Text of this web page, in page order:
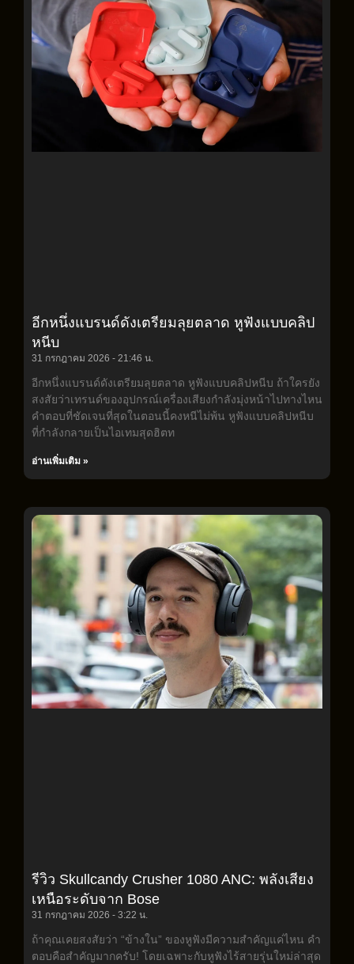
อีกหนึ่งแบรนด์ดังเตรียมลุยตลาด หูฟังแบบคลิป
หนีบ
31 กรกฎาคม 2026 21:46 น.
อีกหนึ่งแบรนด์ดังเตรียมลุยตลาด หูฟังแบบคลิปหนีบ ถ้าใครยัง
สงสัยว่าเทรนด์ของอุปกรณ์เครื่องเสียงกำลังมุ่งหน้าไปทางไหน
คำตอบที่ชัดเจนที่สุดในตอนนี้คงหนีไม่พ้น หูฟังแบบคลิปหนีบ
ที่กำลังกลายเป็นไอเทมสุดฮิตท
อ่านเพิ่มเติม »
รีวิว Skullcandy Crusher 1080 ANC: พลังเสียง
เหนือระดับจาก Bose
31 กรกฎาคม 2026 3:22 น.
ถ้าคุณเคยสงสัยว่า “ข้างใน” ของหูฟังมีความสำคัญแค่ไหน คำ
ตอบคือสำคัญมากครับ! โดยเฉพาะกับหูฟังไร้สายรุ่นใหม่ล่าสุด